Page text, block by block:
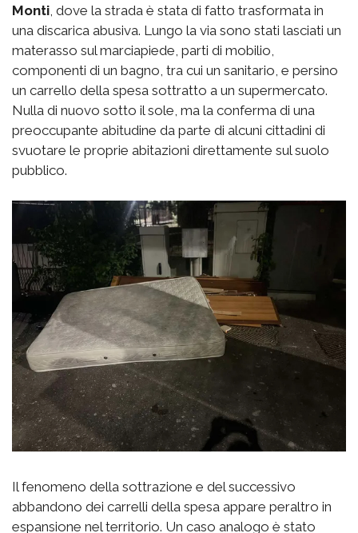
Monti, dove la strada è stata di fatto trasformata in
una discarica abusiva. Lungo la via sono stati lasciati un
materasso sul marciapiede, parti di mobilio,
componenti di un bagno, tra cui un sanitario, e persino
un carrello della spesa sottratto a un supermercato.
Nulla di nuovo sotto il sole, ma la conferma di una
preoccupante abitudine da parte di alcuni cittadini di
svuotare le proprie abitazioni direttamente sul suolo
pubblico.
Il fenomeno della sottrazione e del successivo
abbandono dei carrelli della spesa appare peraltro in
espansione nel territorio. Un caso analogo è stato